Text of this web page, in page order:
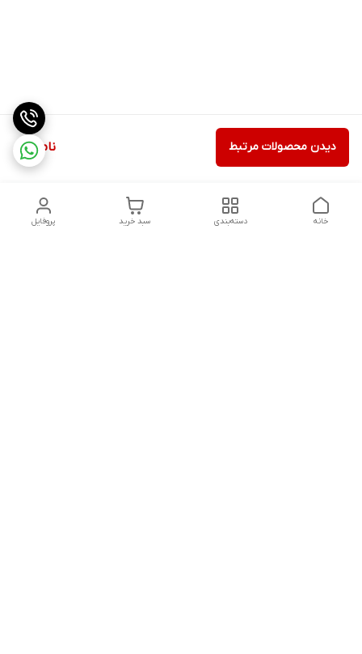
ناموجود دیدن محصولات مرتبط
پروفایل سبد خرید دسته‌بندی خانه